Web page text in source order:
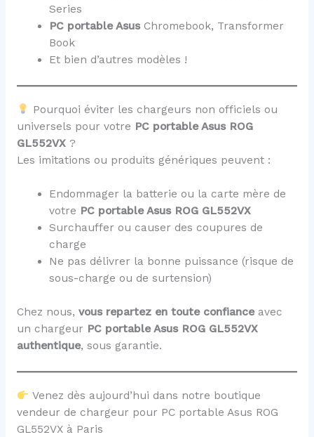
Series
PC portable Asus Chromebook, Transformer
Book
Et bien d’autres modèles !
Pourquoi éviter les chargeurs non officiels ou
universels pour votre PC portable Asus ROG
GL552VX?
Les imitations ou produits génériques peuvent :
Endommager la batterie ou la carte mère de
votre PC portable Asus ROG GL552VX
Surchauffer ou causer des coupures de
charge
Ne pas délivrer la bonne puissance (risque de
sous-charge ou de surtension)
Chez nous, vous repartez en toute confianceavec
un chargeur PC portable Asus ROG GL552VX
authentique, sous garantie.
Venez dès aujourd’hui dans notre boutique
vendeur de chargeur pour PC portable Asus ROG
GL552VX à Paris